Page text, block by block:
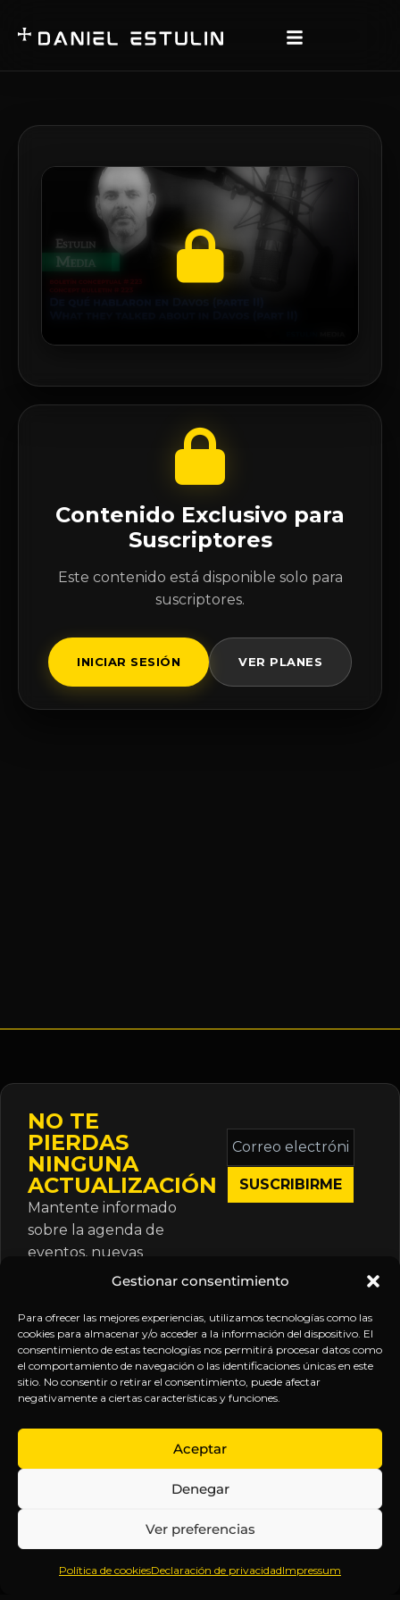
Gestionar consentimiento
Para ofrecer las mejores experiencias, utilizamos tecnologías como las
cookies para almacenar y/o acceder a la información del dispositivo. El
consentimiento de estas tecnologías nos permitirá procesar datos como
el comportamiento de navegación o las identificaciones únicas en este
sitio. No consentir o retirar el consentimiento, puede afectar
negativamente a ciertas características y funciones.
Aceptar
Denegar
Ver preferencias
Política de cookiesDeclaración de privacidadImpressum
Contenido Exclusivo para
Suscriptores
Este contenido está disponible solo para
suscriptores.
INICIAR SESIÓN VER PLANES
NO TE
PIERDAS
NINGUNA
ACTUALIZACIÓN
Mantente informado
sobre la agenda de
eventos, nuevas
publicaciones y
suscripción.
Correo
electrónico
*
Inteligencia
Anticipándonos
EXPLORA
Inicio
Sobre
Contenido
Webinars
LEGAL
Política
de
Términos y
Aviso
SÍGUENOS